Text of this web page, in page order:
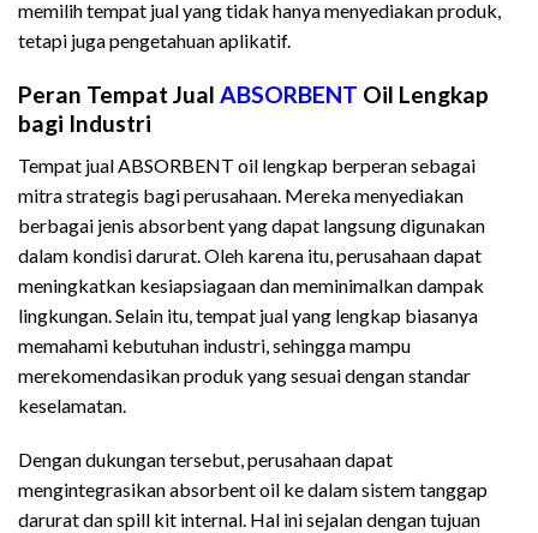
memilih tempat jual yang tidak hanya menyediakan produk,
tetapi juga pengetahuan aplikatif.
Peran Tempat Jual ABSORBENT Oil Lengkap
bagi Industri
Tempat jual ABSORBENT oil lengkap berperan sebagai
mitra strategis bagi perusahaan. Mereka menyediakan
berbagai jenis absorbent yang dapat langsung digunakan
dalam kondisi darurat. Oleh karena itu, perusahaan dapat
meningkatkan kesiapsiagaan dan meminimalkan dampak
lingkungan. Selain itu, tempat jual yang lengkap biasanya
memahami kebutuhan industri, sehingga mampu
merekomendasikan produk yang sesuai dengan standar
keselamatan.
Dengan dukungan tersebut, perusahaan dapat
mengintegrasikan absorbent oil ke dalam sistem tanggap
darurat dan spill kit internal. Hal ini sejalan dengan tujuan